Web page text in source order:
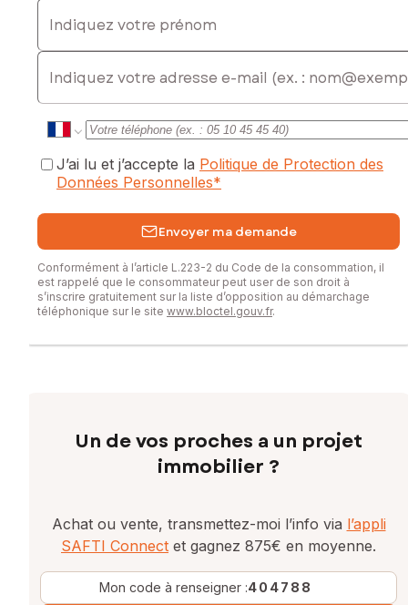
Indiquez votre prénom
E-mail
J’ai lu et j’accepte la Politique de Protection des
Données Personnelles*
Envoyer ma demande
Conformément à l’article L.223-2 du Code de la consommation, il
est rappelé que le consommateur peut user de son droit à
s’inscrire gratuitement sur la liste d’opposition au démarchage
téléphonique sur le site www.bloctel.gouv.fr.
Un de vos proches a un projet
immobilier ?
Achat ou vente, transmettez-moi l’info via l’appli
SAFTI Connect et gagnez 875€ en moyenne.
Mon code à renseigner :404788